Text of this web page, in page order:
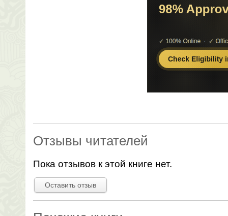
Отзывы читателей
Пока отзывов к этой книге нет.
Оставить отзыв